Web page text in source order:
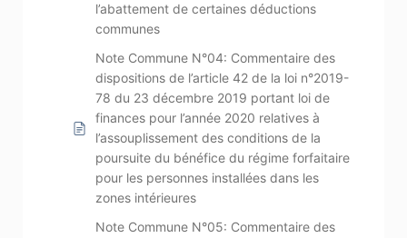
l’abattement de certaines déductions
communes
Note Commune N°04: Commentaire des
dispositions de l’article 42 de la loi n°2019-
78 du 23 décembre 2019 portant loi de
finances pour l’année 2020 relatives à
l’assouplissement des conditions de la
poursuite du bénéfice du régime forfaitaire
pour les personnes installées dans les
zones intérieures
Note Commune N°05: Commentaire des